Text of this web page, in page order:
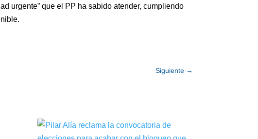
urgente” que el PP ha sabido atender, cumpliendo
Siguiente→